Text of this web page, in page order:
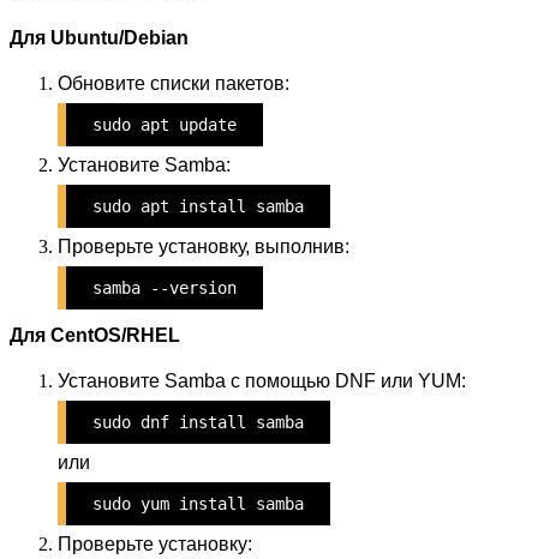
Для Ubuntu/Debian
Обновите списки пакетов:
sudo apt update
Установите Samba:
sudo apt install samba
Проверьте установку, выполнив:
samba --version
Для CentOS/RHEL
Установите Samba с помощью DNF или YUM:
sudo dnf install samba
или
sudo yum install samba
Проверьте установку: